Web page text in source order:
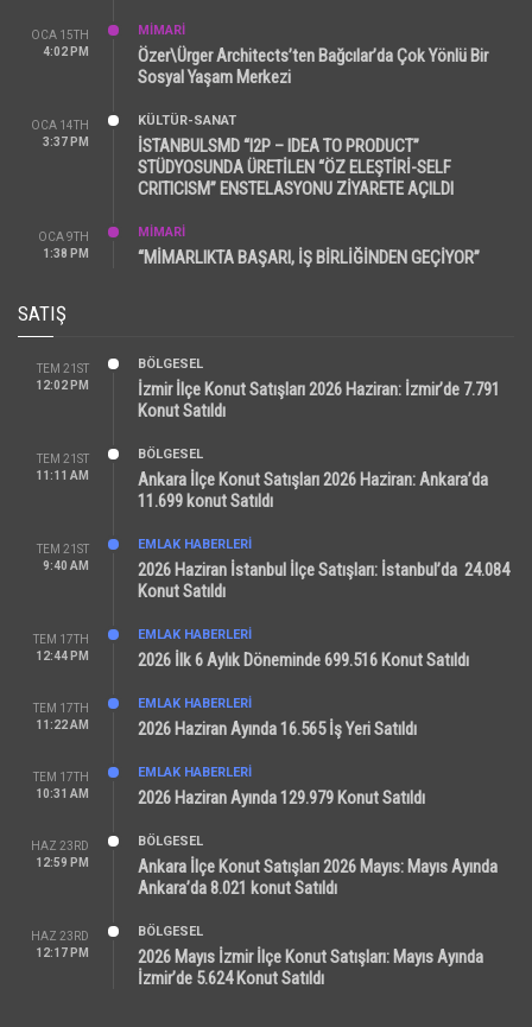
OCA 15TH
4:02 PM
MİMARİ
Özer\Ürger Architects’ten Bağcılar’da Çok Yönlü Bir
Sosyal Yaşam Merkezi
OCA 14TH
3:37 PM
KÜLTÜR-SANAT
İSTANBULSMD “I2P – IDEA TO PRODUCT”
STÜDYOSUNDA ÜRETİLEN “ÖZ ELEŞTİRİ-SELF
CRITICISM” ENSTELASYONU ZİYARETE AÇILDI
OCA 9TH
1:38 PM
MİMARİ
“MİMARLIKTA BAŞARI, İŞ BİRLİĞİNDEN GEÇİYOR”
SATIŞ
TEM 21ST
12:02 PM
BÖLGESEL
İzmir İlçe Konut Satışları 2026 Haziran: İzmir’de 7.791
Konut Satıldı
TEM 21ST
11:11 AM
BÖLGESEL
Ankara İlçe Konut Satışları 2026 Haziran: Ankara’da
11.699 konut Satıldı
TEM 21ST
9:40 AM
EMLAK HABERLERI
2026 Haziran İstanbul İlçe Satışları: İstanbul’da 24.084
Konut Satıldı
TEM 17TH
12:44 PM
EMLAK HABERLERI
2026 İlk 6 Aylık Döneminde 699.516 Konut Satıldı
TEM 17TH
11:22 AM
EMLAK HABERLERI
2026 Haziran Ayında 16.565 İş Yeri Satıldı
TEM 17TH
10:31 AM
EMLAK HABERLERI
2026 Haziran Ayında 129.979 Konut Satıldı
HAZ 23RD
12:59 PM
BÖLGESEL
Ankara İlçe Konut Satışları 2026 Mayıs: Mayıs Ayında
Ankara’da 8.021 konut Satıldı
HAZ 23RD
12:17 PM
BÖLGESEL
2026 Mayıs İzmir İlçe Konut Satışları: Mayıs Ayında
İzmir’de 5.624 Konut Satıldı